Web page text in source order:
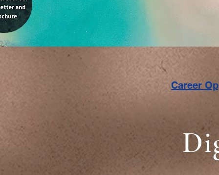
Career